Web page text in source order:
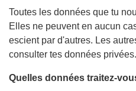
Toutes les données que tu
Elles ne peuvent en aucun
escient par d'autres. Les
consulter tes données privées.
Quelles données traitez-